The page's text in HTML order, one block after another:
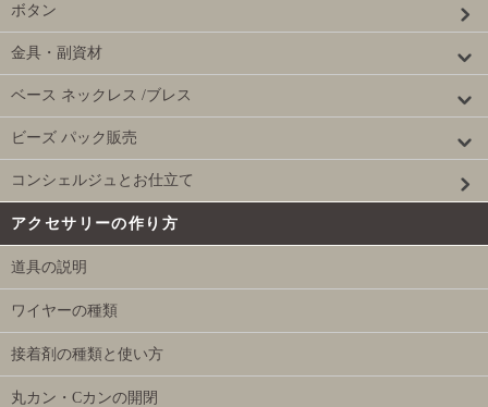
ボタン
金具・副資材
ベース ネックレス /ブレス
ビーズ パック販売
コンシェルジュとお仕立て
アクセサリーの作り方
道具の説明
ワイヤーの種類
接着剤の種類と使い方
丸カン・Cカンの開閉